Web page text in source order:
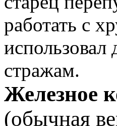
работать с
использовал
стражам.
Железное
(обычная